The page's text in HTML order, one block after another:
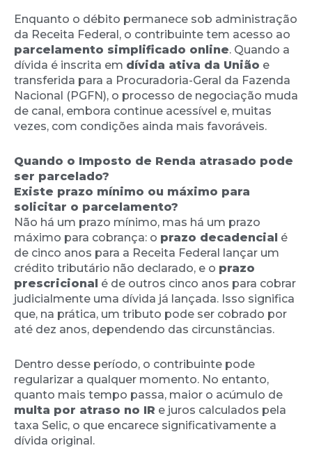
Enquanto o débito permanece sob administração
da Receita Federal, o contribuinte tem acesso ao
parcelamento simplificado online. Quando a
dívida é inscrita em dívida ativa da União e
transferida para a Procuradoria-Geral da Fazenda
Nacional (PGFN), o processo de negociação muda
de canal, embora continue acessível e, muitas
vezes, com condições ainda mais favoráveis.
Quando o Imposto de Renda atrasado pode
ser parcelado?
Existe prazo mínimo ou máximo para
solicitar o parcelamento?
Não há um prazo mínimo, mas há um prazo
máximo para cobrança: o prazo decadencial é
de cinco anos para a Receita Federal lançar um
crédito tributário não declarado, e o prazo
prescricional é de outros cinco anos para cobrar
judicialmente uma dívida já lançada. Isso significa
que, na prática, um tributo pode ser cobrado por
até dez anos, dependendo das circunstâncias.
Dentro desse período, o contribuinte pode
regularizar a qualquer momento. No entanto,
quanto mais tempo passa, maior o acúmulo de
multa por atraso no IR e juros calculados pela
taxa Selic, o que encarece significativamente a
dívida original.